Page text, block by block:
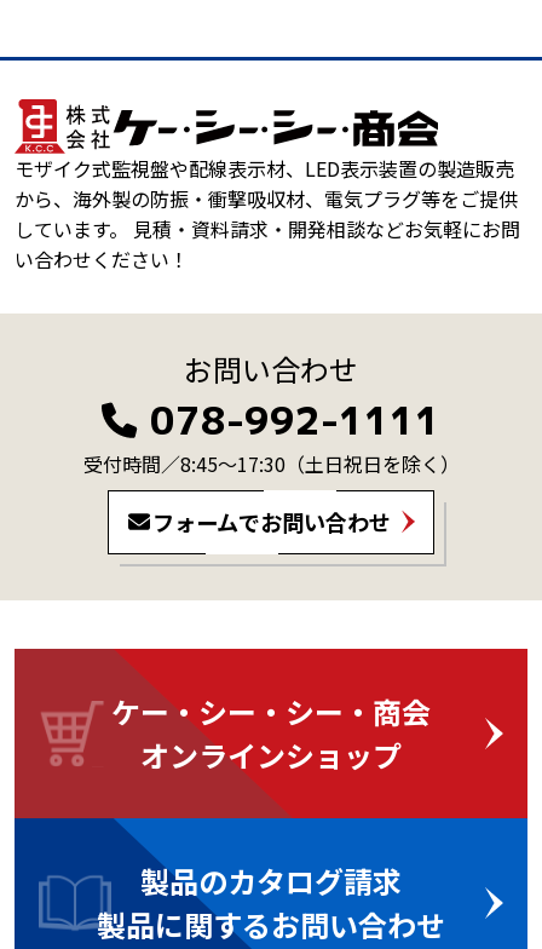
モザイク式監視盤や配線表示材、LED表示装置の製造販売
から、海外製の防振・衝撃吸収材、電気プラグ等をご提供
しています。 見積・資料請求・開発相談などお気軽にお問
い合わせください！
お問い合わせ
078-992-1111
受付時間／8:45～17:30（土日祝日を除く）
フォームでお問い合わせ
ケー・シー・シー・商会
オンラインショップ
製品のカタログ請求
製品に関するお問い合わせ